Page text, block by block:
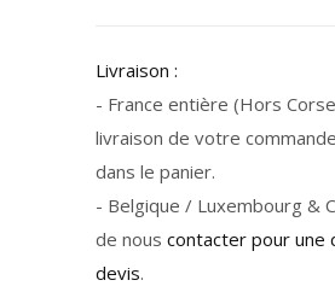
Livraison :
- France entière (Hors
livraison de votre
dans le panier.
- Belgique / Luxembourg &
de nous contacter pour une
devis.